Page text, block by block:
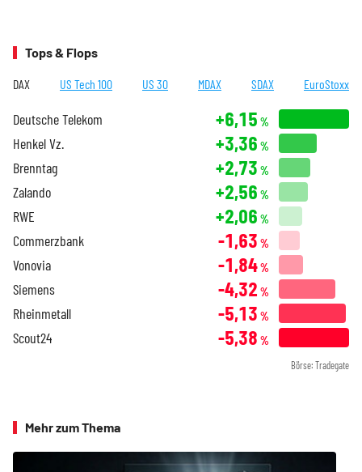
Tops & Flops
DAX US Tech 100 US 30 MDAX SDAX EuroStoxx
Deutsche Telekom +6,15 %
Henkel Vz. +3,36 %
Brenntag +2,73 %
Zalando +2,56 %
RWE +2,06 %
Commerzbank -1,63 %
Vonovia -1,84%
Siemens -4,32 %
Rheinmetall -5,13 %
Scout24 -5,38 %
Börse: Tradegate
Mehr zum Thema